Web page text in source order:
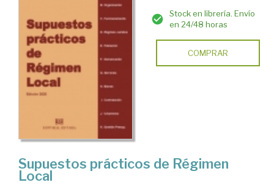
Stock en librería. Envío
en 24/48 horas
COMPRAR
Supuestos prácticos de Régimen
Local